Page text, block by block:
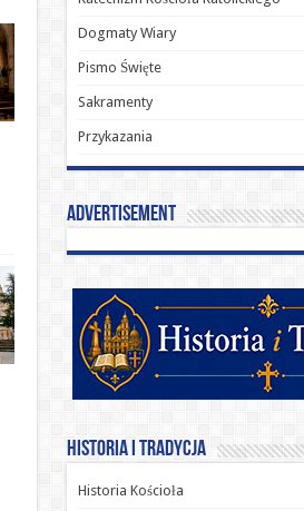
Dogmaty Wiary
Pismo Święte
Sakramenty
Przykazania
Advertisement
Historia i Tradycja
Historia Kościoła